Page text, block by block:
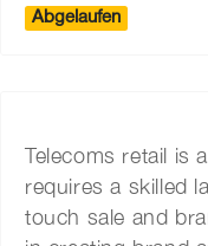
Abgelaufen
Telecoms retail is
requires a skilled
touch sale and